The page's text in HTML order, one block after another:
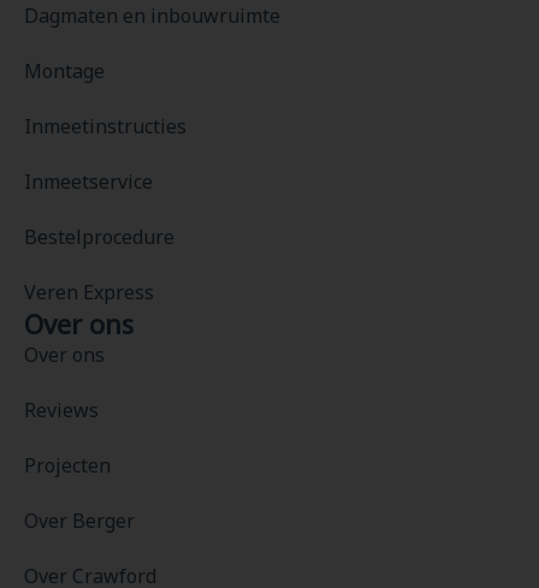
Dagmaten en inbouwruimte
Montage
Inmeetinstructies
Inmeetservice
Bestelprocedure
Veren Express
Over ons
Over ons
Reviews
Projecten
Over Berger
Over Crawford